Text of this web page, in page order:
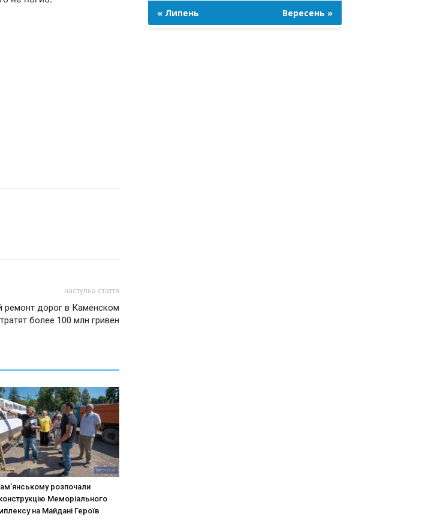
наступна стаття
ремонт дорог в Каменском
более 100 млн гривен
розпочали
Меморіального
на Майдані Героїв
« Липень Вересень »